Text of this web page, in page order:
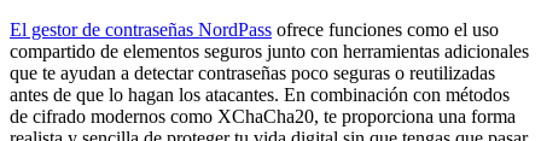
El gestor de contraseñas NordPass ofrece funciones como el uso
compartido de elementos seguros junto con herramientas adicionales
que te ayudan a detectar contraseñas poco seguras o reutilizadas
antes de que lo hagan los atacantes. En combinación con métodos
de cifrado modernos como XChaCha20, te proporciona una forma